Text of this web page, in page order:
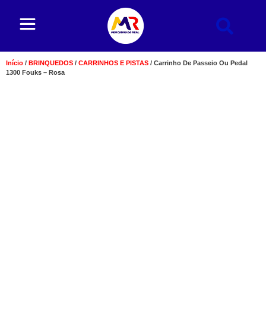
Início / BRINQUEDOS / CARRINHOS E PISTAS / Carrinho De Passeio Ou Pedal
1300 Fouks – Rosa